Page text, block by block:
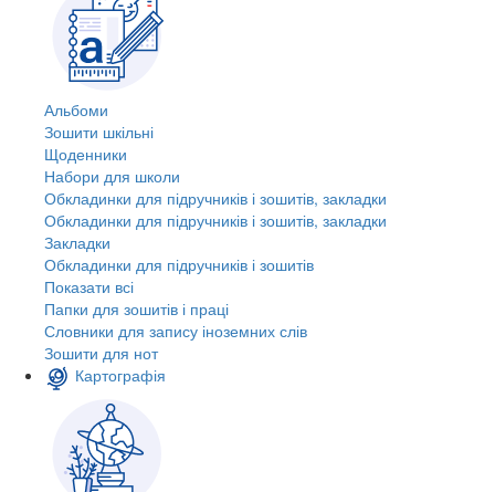
Альбоми
Зошити шкільні
Щоденники
Набори для школи
Обкладинки для підручників і зошитів, закладки
Обкладинки для підручників і зошитів, закладки
Закладки
Обкладинки для підручників і зошитів
Показати всі
Папки для зошитів і праці
Словники для запису іноземних слів
Зошити для нот
Картографія